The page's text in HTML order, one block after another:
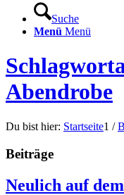
Suche
Menü Menü
Abendrobe
Du bist hier: Startseite1 /
Beiträge
Neulich auf